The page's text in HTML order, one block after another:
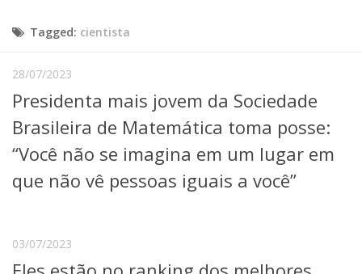
Escola, Institutos e Órgãos
Núcleos e Comissões
Telefones e Mapas
Pessoas
Graduação
Pós-Graduação
Pesquisa e Inovação
Linhas de Pesquisa
Tagged: cientista
28/07/2023
Presidenta mais jovem da Sociedade
Brasileira de Matemática toma posse:
“Você não se imagina em um lugar em
que não vê pessoas iguais a você”
03/07/2023